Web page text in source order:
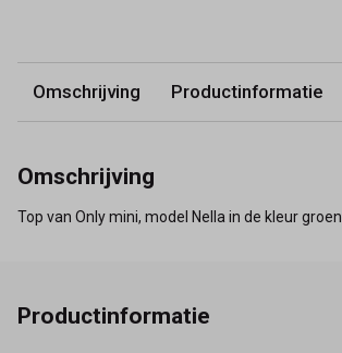
Omschrijving Productinformatie
Omschrijving
Top van Only mini, model Nella in de kleur groen.
Productinformatie